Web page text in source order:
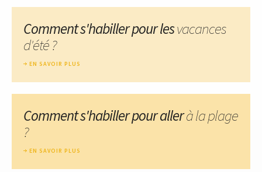
Comment s'habiller pour lesvacances
d'été ?
EN SAVOIR PLUS
Comment s'habiller pour allerà la plage
?
EN SAVOIR PLUS